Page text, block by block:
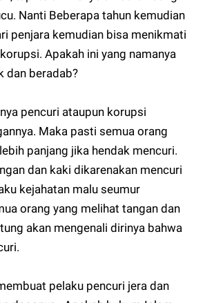
Nanti Beberapa tahun kemudian
penjara kemudian bisa menikmati
Apakah ini yang namanya
dan beradab?
pencuri ataupun korupsi
Maka pasti semua orang
panjang jika hendak mencuri.
dan kaki dikarenakan mencuri
kejahatan malu seumur
orang yang melihat tangan dan
akan mengenali dirinya bahwa
pelaku pencuri jera dan